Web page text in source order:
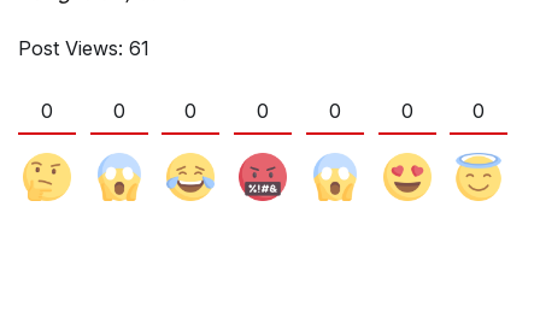
Post Views: 61
0 0 0 0 0 0 0